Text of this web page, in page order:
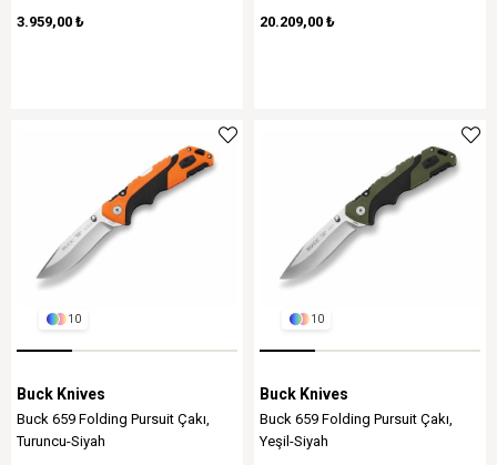
3.959,00 ₺
20.209,00 ₺
10
Buck Knives
Buck 659 Folding Pursuit Çakı,
Turuncu-Siyah
10
Buck Knives
Buck 659 Folding Pursuit Çakı,
Yeşil-Siyah